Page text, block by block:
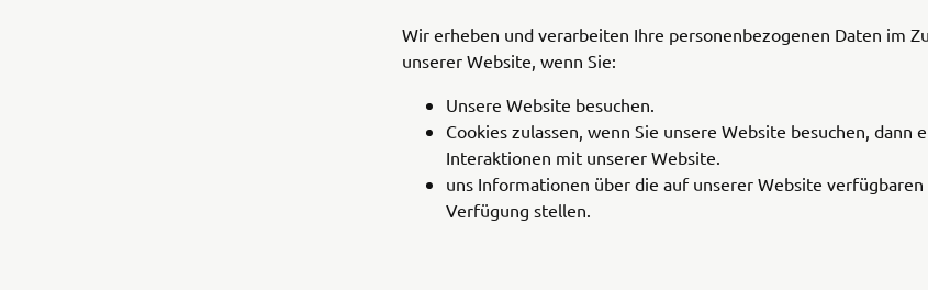
Wir erheben und verarbeiten Ihre personenbezogenen Daten im
unserer Website, wenn Sie:
Unsere Website besuchen.
Cookies zulassen, wenn Sie unsere Website besuchen, dann
Interaktionen mit unserer Website.
uns Informationen über die auf unserer Website
Verfügung stellen.